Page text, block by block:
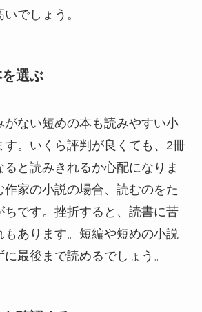
でしょう。
選ぶ
がない短めの本も読みやすい小
す。いくら評判が良くても、2冊
ると読みきれるか心配になりま
家の小説の場合、読むのをた
ちです。挫折すると、読書に苦
もあります。短編や短めの小説
最後まで読めるでしょう。